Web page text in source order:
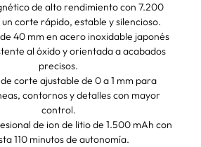
de alto rendimiento con 7.200
corte rápido, estable y silencioso.
40 mm en acero inoxidable japonés
al óxido y orientada a acabados
precisos.
corte ajustable de 0 a 1 mm para
contornos y detalles con mayor
control.
de ion de litio de 1.500 mAh con
110 minutos de autonomía.